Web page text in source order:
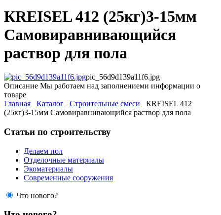
КREISEL 412 (25кг)3-15мм
Самовиравнивающийся
раствор для пола
pic_56d9d139a11f6.jpg
Описание Мы работаем над заполнениеми информации о
товаре
Главная
Каталог Строительные смеси
КREISEL 412
(25кг)3-15мм Самовиравнивающийся раствор для пола
Статьи по строительству
Делаем пол
Отделочные материалы
Экоматериалы
Современные сооружения
Что нового?